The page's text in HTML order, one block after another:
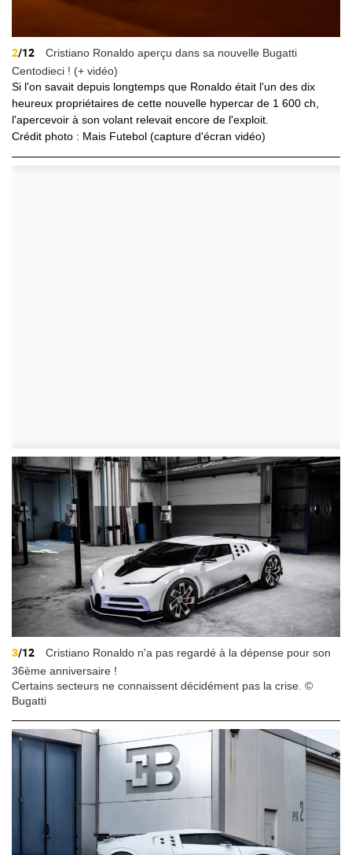
2/12
Cristiano Ronaldo aperçu dans sa nouvelle Bugatti
Centodieci ! (+ vidéo)
Si l'on savait depuis longtemps que Ronaldo était l'un des dix
heureux propriétaires de cette nouvelle hypercar de 1 600 ch,
l'apercevoir à son volant relevait encore de l'exploit.
Crédit photo : Mais Futebol (capture d'écran vidéo)
3/12
Cristiano Ronaldo n'a pas regardé à la dépense pour son
36ème anniversaire !
Certains secteurs ne connaissent décidément pas la crise. ©
Bugatti